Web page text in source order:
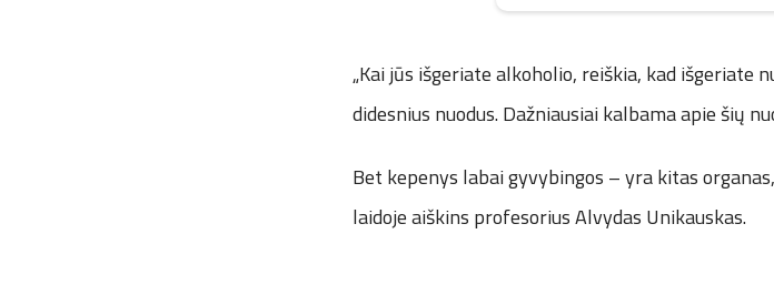
„Kai jūs išgeriate alkoholio, reiškia, kad išgeriate
didesnius nuodus. Dažniausiai kalbama apie šių
Bet kepenys labai gyvybingos – yra kitas
laidoje aiškins profesorius Alvydas Unikauskas.